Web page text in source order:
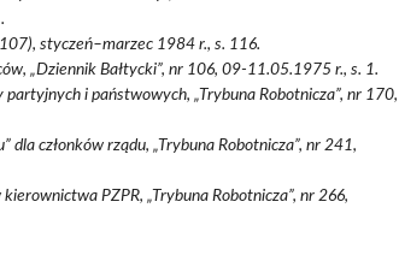
styczeń–marzec 1984 r., s. 116.
„Dziennik Bałtycki”, nr 106, 09-11.05.1975 r., s. 1.
partyjnych i państwowych, „Trybuna Robotnicza”, nr 170,
dla członków rządu, „Trybuna Robotnicza”, nr 241,
PZPR, „Trybuna Robotnicza”, nr 266,